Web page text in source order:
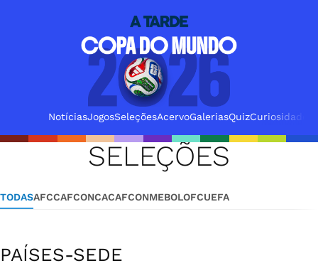
NotíciasJogosSeleçõesAcervoGaleriasQuizCuriosidades
SELEÇÕES
TODASAFCCAFCONCACAFCONMEBOLOFCUEFA
PAÍSES-SEDE